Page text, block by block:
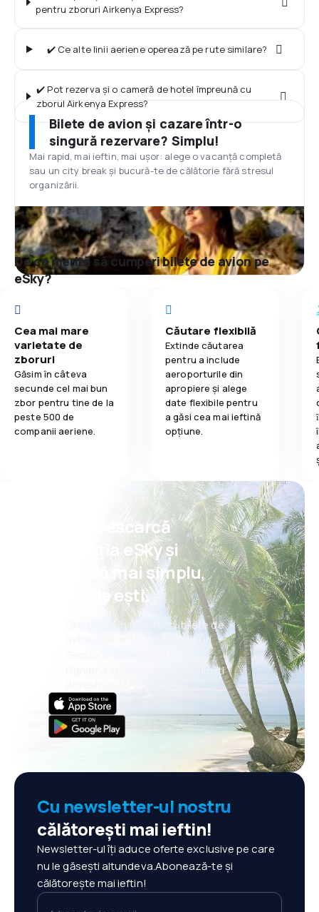
pentru zboruri Airkenya Express?
✔️ Ce alte linii aeriene operează pe rute similare?
✔️ Pot rezerva și o cameră de hotel împreună cu
zborul Airkenya Express?
Bilete de avion și cazare într-o
singură rezervare? Simplu!
Mai rapid, mai ieftin, mai ușor: alege o vacanță completă
sau un city break și bucură-te de călătorie fără stresul
organizării.
De ce merită să cumperi bilete de avion pe
eSky?
Cea mai mare
varietate de
zboruri
Găsim în câteva
secunde cel mai bun
zbor pentru tine de la
peste 500 de
companii aeriene.
Căutare flexibilă
Extinde căutarea
pentru a include
aeroporturile din
apropiere și alege
date flexibile pentru
a găsi cea mai ieftină
opțiune.
Psst! Descarcă
aplicația eSky și
rezervă mai simplu,
oriunde ești.
Oferte noi în fiecare zi: bilete de
avion, vacanțe, city break-uri
Planifică-ți călătoriile așa cum îți
Cu newsletter-ul nostru
călătorești mai ieftin!
Newsletter-ul îți aduce oferte exclusive pe care
nu le găsești altundeva.Abonează-te și
călătorește mai ieftin!
Adresa ta de e-mail